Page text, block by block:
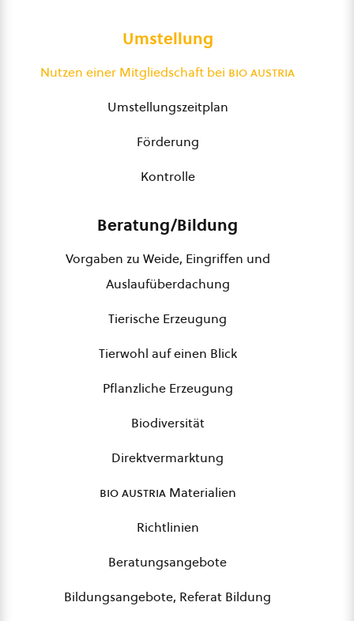
Umstellung
Nutzen einer Mitgliedschaft bei bio austria
Umstellungszeitplan
Förderung
Kontrolle
Beratung/Bildung
Vorgaben zu Weide, Eingriffen und
Auslaufüberdachung
Tierische Erzeugung
Tierwohl auf einen Blick
Pflanzliche Erzeugung
Biodiversität
Direktvermarktung
bio austriaMaterialien
Richtlinien
Beratungsangebote
Bildungsangebote, Referat Bildung